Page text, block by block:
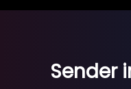
Sender